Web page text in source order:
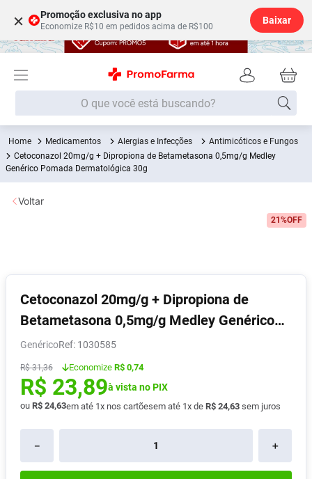
× Promoção exclusiva no app
Economize R$10 em pedidos acima de R$100
Baixar
O que você está buscando?
Medicamentos Alergias e Infecções
Antimicóticos e Fungos
Cetoconazol 20mg/g + Dipropiona de Betametasona 0,5mg/g Medley
Genérico Pomada Dermatológica 30g
21%OFF
Cetoconazol 20mg/g + Dipropiona de
Betametasona 0,5mg/g Medley Genérico
Pomada Dermatológica 30g
Genérico : 1030585
R$ 31,36 Economize R$ 0,74
R$ 23,89à vista no PIX
ou R$ 24,63em até 1x nos cartõesem até 1x de R$ 24,63 sem juros
＋
－
Voltar
Termos mais buscados
1º Fralda
7º Desodorante
8º Absorvente
9º Vitamina D
10º Lavitan